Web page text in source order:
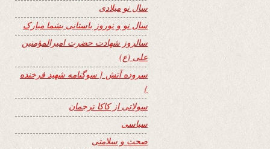
سال نو میلادی
سال نو و نوروز باستانی بشما مبارک
سالروز شهادت حضرت امیرالمؤمنین
علی (ع)
سروده آتش { سوگنامه شهید فرخنده
}
سولاتی از کاکا ترجمان
سیاسی
صحت و سلامتی